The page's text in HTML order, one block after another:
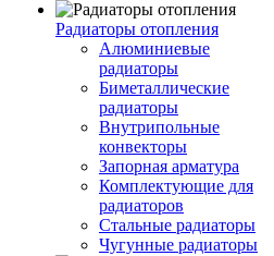
Радиаторы отопления
Алюминиевые
радиаторы
Биметаллические
радиаторы
Внутрипольные
конвекторы
Запорная арматура
Комплектующие для
радиаторов
Стальные радиаторы
Чугунные радиаторы